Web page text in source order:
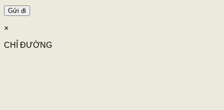
×
CHỈ ĐƯỜNG